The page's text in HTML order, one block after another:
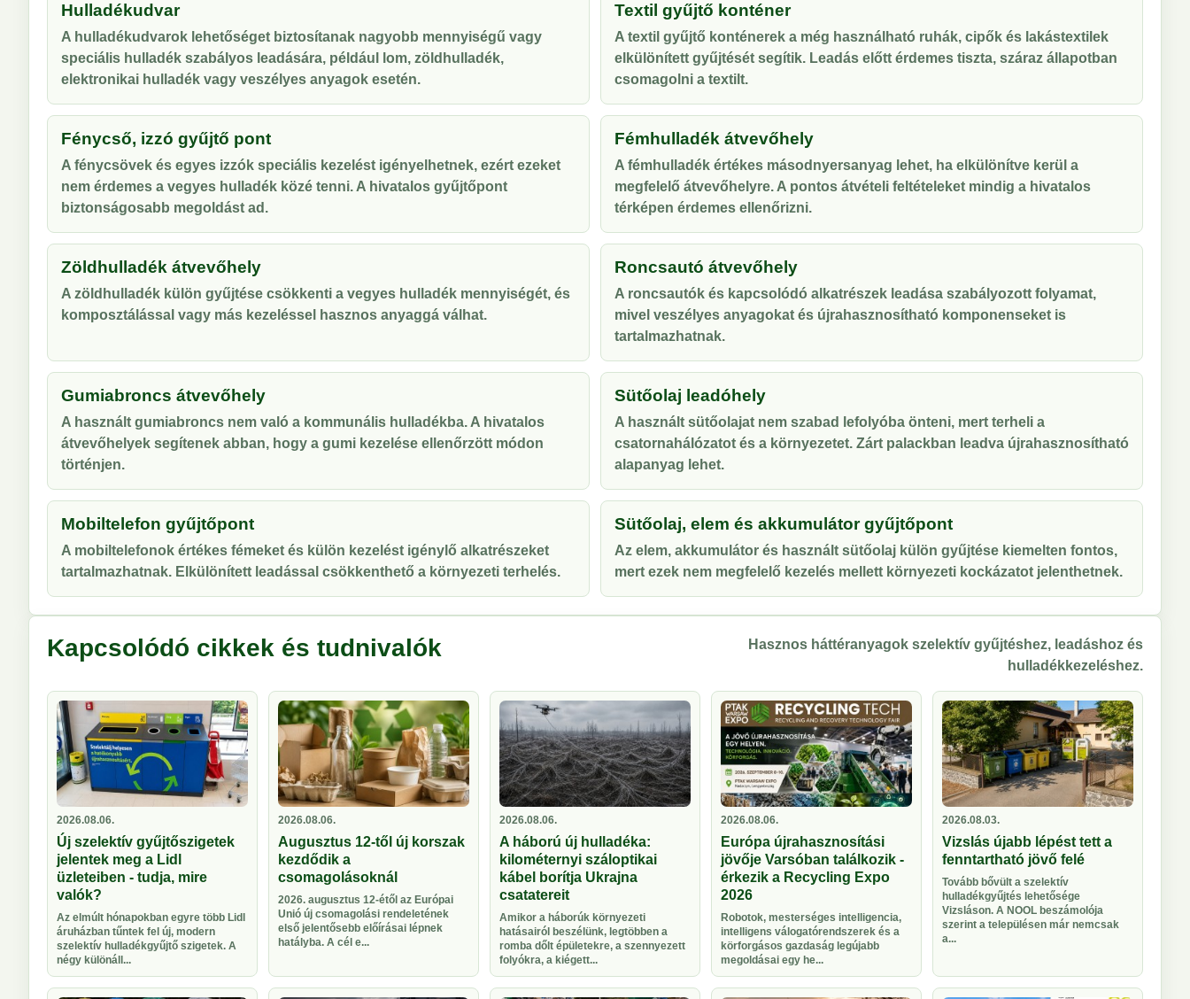
Hulladékudvar
A hulladékudvarok lehetőséget biztosítanak nagyobb mennyiségű vagy
speciális hulladék szabályos leadására, például lom, zöldhulladék,
elektronikai hulladék vagy veszélyes anyagok esetén.
Textil gyűjtő konténer
A textil gyűjtő konténerek a még használható ruhák, cipők és lakástextilek
elkülönített gyűjtését segítik. Leadás előtt érdemes tiszta, száraz állapotban
csomagolni a textilt.
Fénycső, izzó gyűjtő pont
A fénycsövek és egyes izzók speciális kezelést igényelhetnek, ezért ezeket
nem érdemes a vegyes hulladék közé tenni. A hivatalos gyűjtőpont
biztonságosabb megoldást ad.
Fémhulladék átvevőhely
A fémhulladék értékes másodnyersanyag lehet, ha elkülönítve kerül a
megfelelő átvevőhelyre. A pontos átvételi feltételeket mindig a hivatalos
térképen érdemes ellenőrizni.
Zöldhulladék átvevőhely
A zöldhulladék külön gyűjtése csökkenti a vegyes hulladék mennyiségét, és
komposztálással vagy más kezeléssel hasznos anyaggá válhat.
Roncsautó átvevőhely
A roncsautók és kapcsolódó alkatrészek leadása szabályozott folyamat,
mivel veszélyes anyagokat és újrahasznosítható komponenseket is
tartalmazhatnak.
Gumiabroncs átvevőhely
A használt gumiabroncs nem való a kommunális hulladékba. A hivatalos
átvevőhelyek segítenek abban, hogy a gumi kezelése ellenőrzött módon
történjen.
Sütőolaj leadóhely
A használt sütőolajat nem szabad lefolyóba önteni, mert terheli a
csatornahálózatot és a környezetet. Zárt palackban leadva újrahasznosítható
alapanyag lehet.
Mobiltelefon gyűjtőpont
A mobiltelefonok értékes fémeket és külön kezelést igénylő alkatrészeket
tartalmazhatnak. Elkülönített leadással csökkenthető a környezeti terhelés.
Sütőolaj, elem és akkumulátor gyűjtőpont
Az elem, akkumulátor és használt sütőolaj külön gyűjtése kiemelten fontos,
mert ezek nem megfelelő kezelés mellett környezeti kockázatot jelenthetnek.
Kapcsolódó cikkek és tudnivalók
Hasznos háttéranyagok szelektív gyűjtéshez, leadáshoz és
hulladékkezeléshez.
2026.08.06.
Új szelektív gyűjtőszigetek
jelentek meg a Lidl
üzleteiben - tudja, mire
valók?
Az elmúlt hónapokban egyre több Lidl
áruházban tűntek fel új, modern
szelektív hulladékgyűjtő szigetek. A
négy különáll...
2026.08.06.
Augusztus 12-től új korszak
kezdődik a
csomagolásoknál
2026. augusztus 12-étől az Európai
Unió új csomagolási rendeletének
első jelentősebb előírásai lépnek
hatályba. A cél e...
2026.08.06.
A háború új hulladéka:
kilométernyi száloptikai
kábel borítja Ukrajna
csatatereit
Amikor a háborúk környezeti
hatásairól beszélünk, legtöbben a
romba dőlt épületekre, a szennyezett
folyókra, a kiégett...
2026.08.06.
Európa újrahasznosítási
jövője Varsóban találkozik -
érkezik a Recycling Expo
2026
Robotok, mesterséges intelligencia,
intelligens válogatórendszerek és a
körforgásos gazdaság legújabb
megoldásai egy he...
2026.08.03.
Vizslás újabb lépést tett a
fenntartható jövő felé
Tovább bővült a szelektív
hulladékgyűjtés lehetősége
Vizsláson. A NOOL beszámolója
szerint a településen már nemcsak
a...